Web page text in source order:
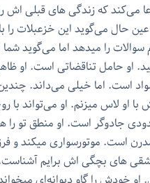
می‌کند که زندگی های قبلی اش
حال می‌گوید این خزعبلات را
را میدهد اما می‌گوید شما
او حامل تناقضاتی است. او
است. اما خیلی می‌داند.
او لاس میزنم. او می‌تواند با
جادوگر است. او منطق تو
است. موتورسواری میکند و
های بچگی اش برایم آشناست.